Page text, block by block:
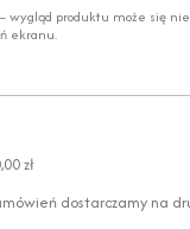
wygląd produktu może się
ekranu.
zł
dostarczamy na